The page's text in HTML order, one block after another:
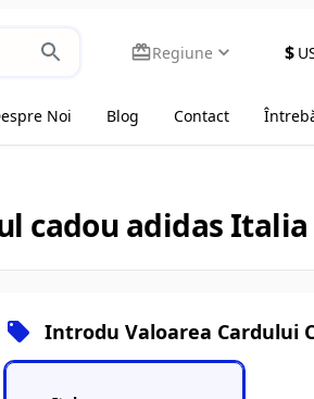
Regiune $
Noi Blog Contact
cadou adidas Italia
Introdu Valoarea Cardului